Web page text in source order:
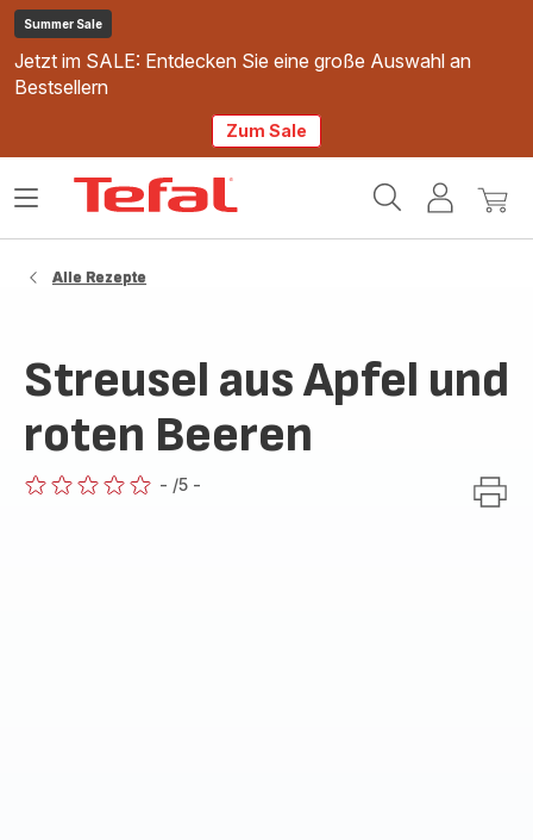
Summer Sale
Jetzt im SALE: Entdecken Sie eine große Auswahl an
Bestsellern
Zum Sale
Mein
Mein
Das
Alle Rezepte
Streusel aus Apfel und
roten Beeren
- /5 -